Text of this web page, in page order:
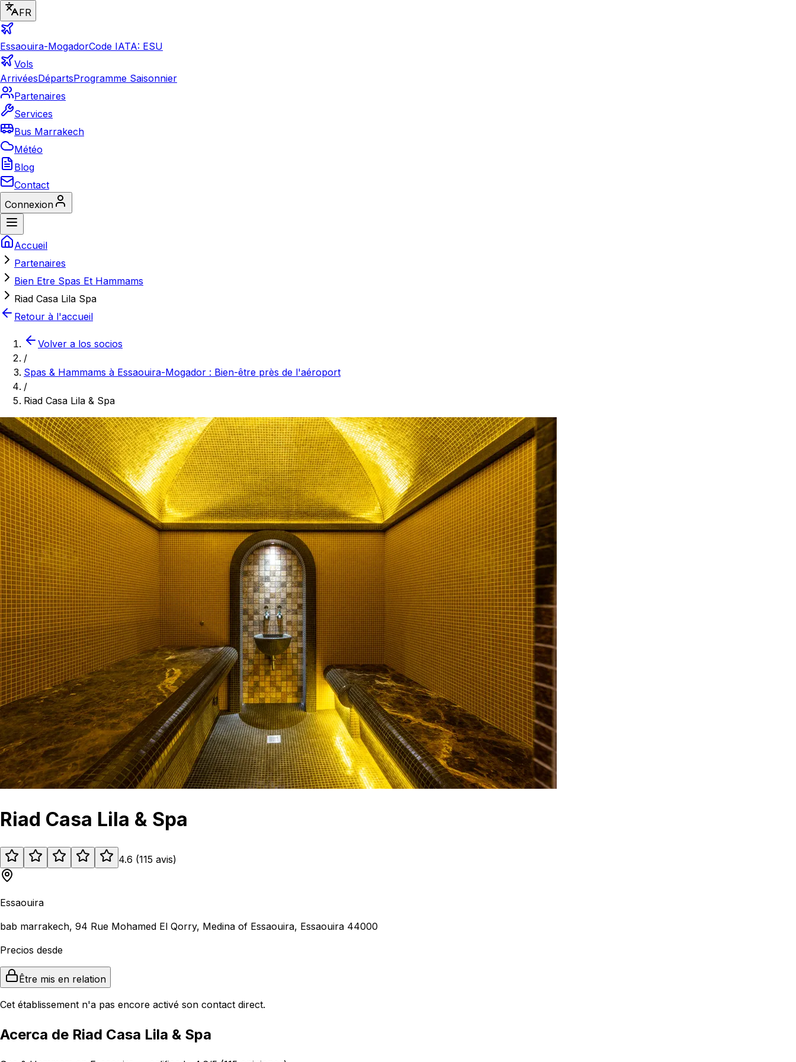
FR
Essaouira-MogadorCode IATA: ESU
Vols
ArrivéesDépartsProgramme Saisonnier
Partenaires
Services
Bus Marrakech
Météo
Blog
Contact
Connexion
Accueil
Partenaires
Bien Etre Spas Et Hammams
Riad Casa Lila Spa
Retour à l'accueil
Volver a los socios
/
Spas & Hammams à Essaouira-Mogador : Bien-être près de l'aéroport
/
Riad Casa Lila & Spa
Riad Casa Lila & Spa
4.6 (115 avis)
Essaouira
bab marrakech, 94 Rue Mohamed El Qorry, Medina of Essaouira, Essaouira 44000
Precios desde
Être mis en relation
Cet établissement n'a pas encore activé son contact direct.
Acerca de Riad Casa Lila & Spa